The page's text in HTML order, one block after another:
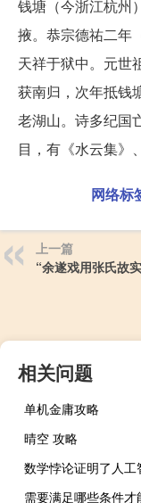
钱塘（今浙江杭州
掖。恭宗德祐二年
天祥于狱中。元世
获南归，次年抵钱
老湖山。诗多纪国
目，有《水云集》
网络标
上一篇
“余遂戏用张氏故
相关问题
单机金庸攻略
晴空 攻略